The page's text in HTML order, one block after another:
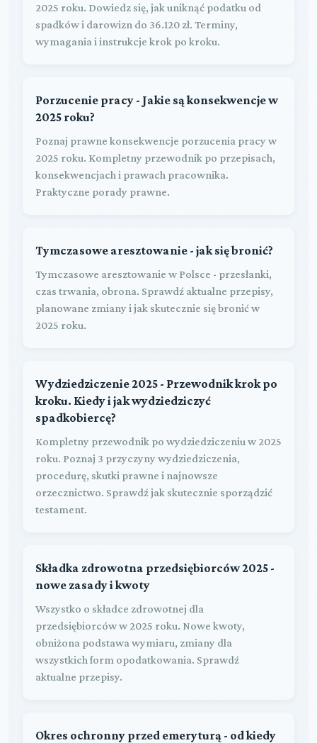
2025 roku. Dowiedz się, jak uniknąć podatku od
spadków i darowizn do 36.120 zł. Terminy,
wymagania i instrukcje krok po kroku.
Porzucenie pracy - Jakie są konsekwencje w
2025 roku?
Poznaj prawne konsekwencje porzucenia pracy w
2025 roku. Kompletny przewodnik po przepisach,
konsekwencjach i prawach pracownika.
Praktyczne porady prawne.
Tymczasowe aresztowanie - jak się bronić?
Tymczasowe aresztowanie w Polsce - przesłanki,
czas trwania, obrona. Sprawdź aktualne przepisy,
planowane zmiany i jak skutecznie się bronić w
2025 roku.
Wydziedziczenie 2025 - Przewodnik krok po
kroku. Kiedy i jak wydziedziczyć
spadkobiercę?
Kompletny przewodnik po wydziedziczeniu w 2025
roku. Poznaj 3 przyczyny wydziedziczenia,
procedurę, skutki prawne i najnowsze
orzecznictwo. Sprawdź jak skutecznie sporządzić
testament.
Składka zdrowotna przedsiębiorców 2025 -
nowe zasady i kwoty
Wszystko o składce zdrowotnej dla
przedsiębiorców w 2025 roku. Nowe kwoty,
obniżona podstawa wymiaru, zmiany dla
wszystkich form opodatkowania. Sprawdź
aktualne przepisy.
Okres ochronny przed emeryturą - od kiedy